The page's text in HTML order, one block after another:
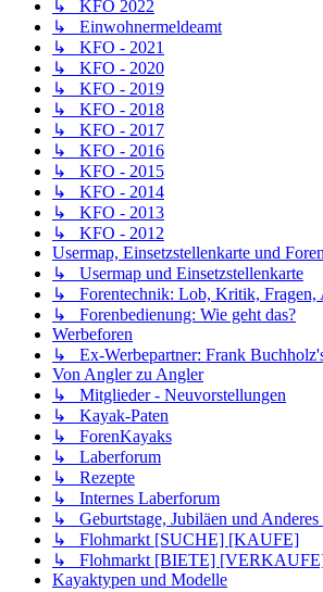
↳ KFO 2022
↳ Einwohnermeldeamt
↳ KFO - 2021
↳ KFO - 2020
↳ KFO - 2019
↳ KFO - 2018
↳ KFO - 2017
↳ KFO - 2016
↳ KFO - 2015
↳ KFO - 2014
↳ KFO - 2013
↳ KFO - 2012
Usermap, Einsetzstellenkarte und
↳ Usermap und Einsetzstellenkarte
↳ Forentechnik: Lob, Kritik, Fragen,
↳ Forenbedienung: Wie geht das?
Werbeforen
↳ Ex-Werbepartner: Frank
Von Angler zu Angler
↳ Mitglieder - Neuvorstellungen
↳ Kayak-Paten
↳ ForenKayaks
↳ Laberforum
↳ Rezepte
↳ Internes Laberforum
↳ Geburtstage, Jubiläen und Anderes
↳ Flohmarkt [SUCHE] [KAUFE]
↳ Flohmarkt [BIETE]
Kayaktypen und Modelle